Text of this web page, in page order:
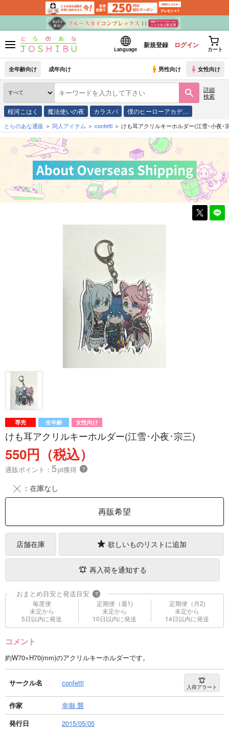
Language
新規登録 ログイン
カート
全年齢向け 成年向け 男性向け 女性向け
詳細
検索
桜河こはく 魔法使いの夜 カラスバ 僕のヒーローアカデ…
とらのあな通販 同人アイテム confetti けも耳アクリルキーホルダー(江雪･小夜･
専売 全年齢 女性向け
けも耳アクリルキーホルダー(江雪･小夜･宗三)
550円（税込）
通販ポイント： 5pt獲得 ？
╳ ：在庫なし
再販希望
店舗在庫 欲しいものリストに追加
再入荷を通知する
おまとめ目安と発送目安 ?
毎度便
未定から
5日以内に発送
定期便（週1)
未定から
10日以内に発送
定期便（月2)
未定から
14日以内に発送
コメント
約W70×H70(mm)のアクリルキーホルダーです。
サークル名 confetti 入荷アラート
作家
幸御 襲
発行日
2015/05/05